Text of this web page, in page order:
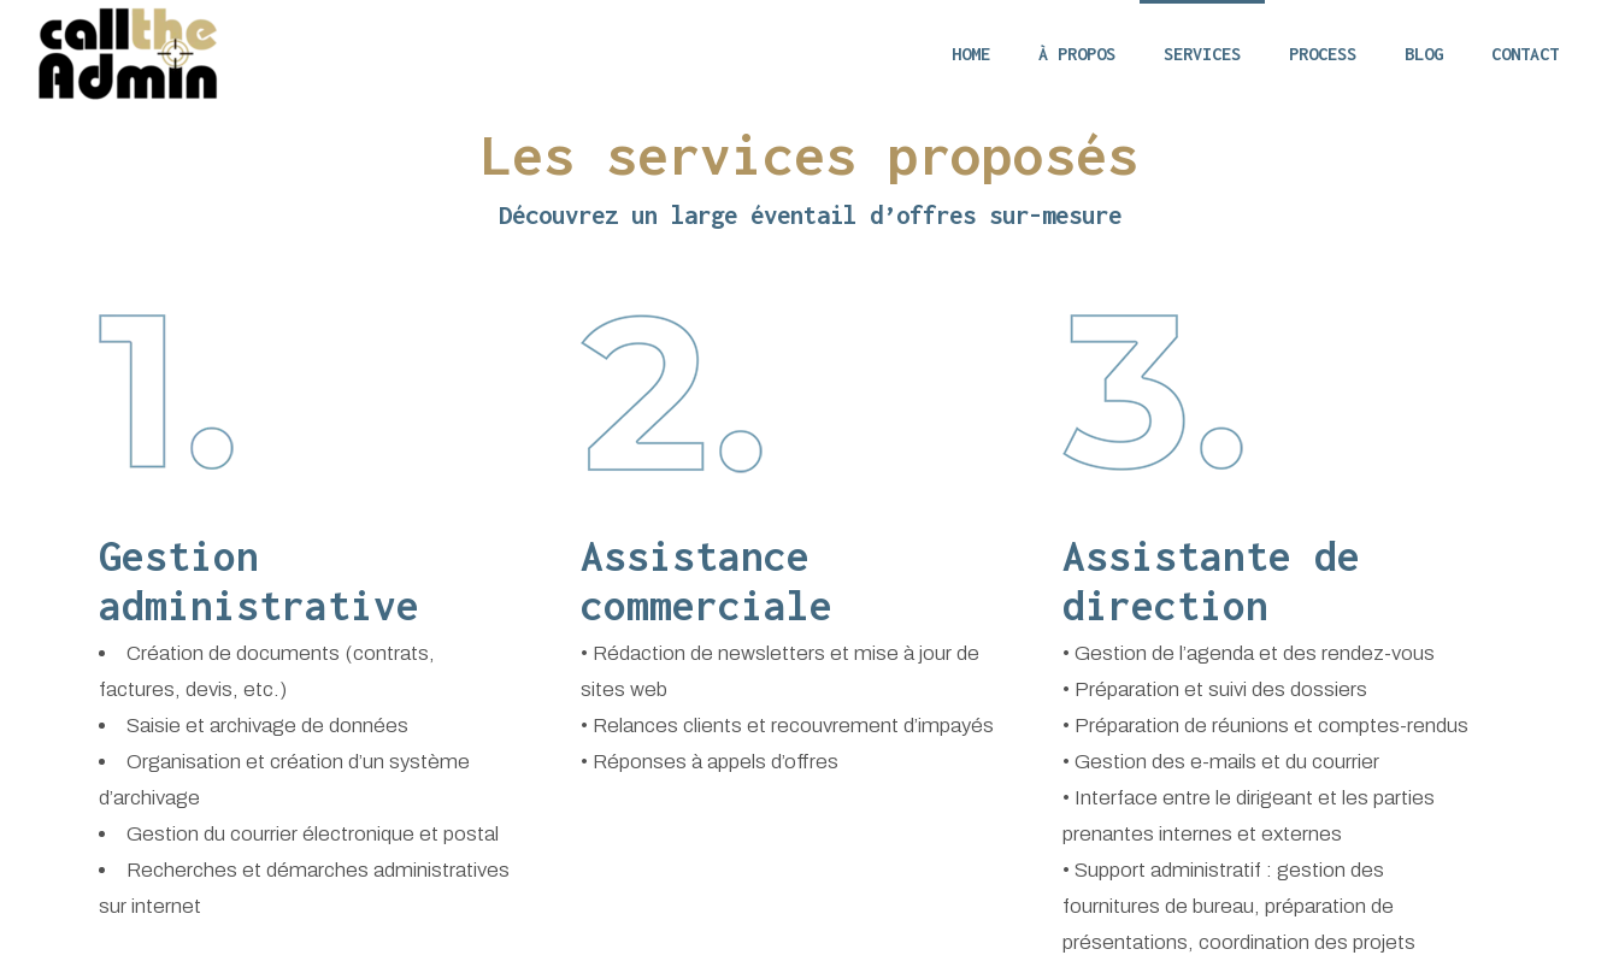
HOME À PROPOS SERVICES PROCESS BLOG CONTACT
Les services proposés
Découvrez un large éventail d’offres sur-mesure
Gestion
administrative
Création de documents (contrats,
factures, devis, etc.)
Saisie et archivage de données
Organisation et création d’un système
d’archivage
Gestion du courrier électronique et postal
Recherches et démarches administratives
sur internet
Assistance
commerciale
• Rédaction de newsletters et mise à jour de
sites web
• Relances clients et recouvrement d’impayés
• Réponses à appels d’offres
Assistante de
direction
• Gestion de l’agenda et des rendez-vous
• Préparation et suivi des dossiers
• Préparation de réunions et comptes-rendus
• Gestion des e-mails et du courrier
• Interface entre le dirigeant et les parties
prenantes internes et externes
• Support administratif : gestion des
fournitures de bureau, préparation de
présentations, coordination des projets